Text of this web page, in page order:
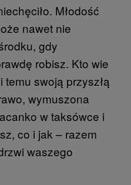
Młodość
nawet nie
gdy
robisz. Kto wie
swoją przyszłą
wymuszona
w taksówce i
co i jak – razem
waszego